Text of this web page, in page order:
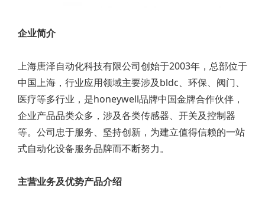
企业简介
上海唐泽自动化科技有限公司创始于2003年，总部位于
中国上海，行业应用领域主要涉及bldc、环保、阀门、
医疗等多行业，是honeywell品牌中国金牌合作伙伴，
企业产品品类众多，涉及各类传感器、开关及控制器
等。公司忠于服务、坚持创新，为建立值得信赖的一站
式自动化设备服务品牌而不断努力。
主营业务及优势产品介绍